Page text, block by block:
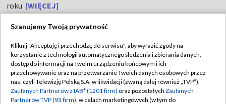
roku. [WIĘCEJ]
16 maja:Emmanuel Kunde(68 lat) – kameruński piłkarz,
dwukrotny mistrz Afryki z 1984 i 1988 roku.[WIĘCEJ]
18 maja:Andrzej Matysiak(77 lat) – kajakarz, olimpijczyk z
Monachium z 1972 roku, dwukrotny medalista mistrzostw
świata.
Szanujemy Twoją prywatność
Kliknij "Akceptuję i przechodzę do serwisu", aby wyrazić zgody na
korzystanie z technologii automatycznego śledzenia i zbierania danych,
dostęp do informacji na Twoim urządzeniu końcowym i ich
przechowywanie oraz na przetwarzanie Twoich danych osobowych przez
nas, czyli Telewizję Polską S.A. w likwidacji (zwaną dalej również „TVP”),
Zaufanych Partnerów z IAB* (1201 firm) oraz pozostałych Zaufanych
Partnerów TVP (93 firm), w celach marketingowych (w tym do